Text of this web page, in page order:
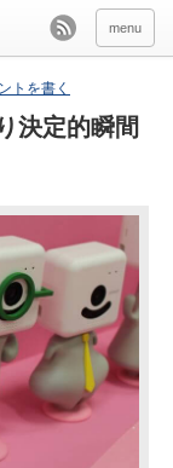
menu
トを書く
決定的瞬間